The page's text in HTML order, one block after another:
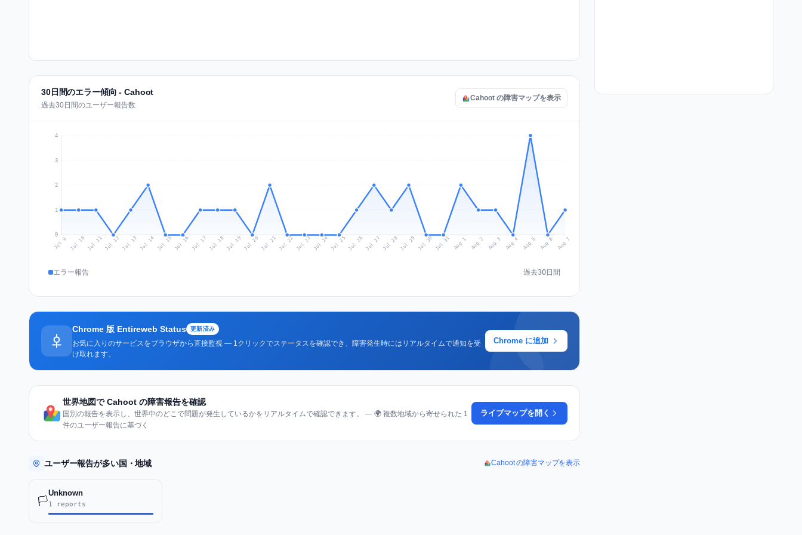
30日間のエラー傾向 - Cahoot
過去30日間のユーザー報告数
Cahoot の障害マップを表示
0
1
2
3
4
Jul 9 Jul 10 Jul 11Jul 12Jul 13 Jul 14 Jul 15 Jul 16 Jul 17 Jul 18Jul 19 Jul 20 Jul 21 Jul 22 Jul 23 Jul 24 Jul 25 Jul 26Jul 27 Jul 28Jul 29 Jul 30 Jul 31 Aug 1 Aug 2 Aug 3 Aug 4 Aug 5 Aug 6 Aug 7
エラー報告 過去30日間
Chrome 版 Entireweb Status 更新済み
お気に入りのサービスをブラウザから直接監視 — 1クリックでステータスを確認でき、障害発生時にはリアルタイムで通知を受
け取れます。
Chrome に追加
世界地図で Cahoot の障害報告を確認
国別の報告を表示し、世界中のどこで問題が発生しているかをリアルタイムで確認できます。 — 🌍 複数地域から寄せられた 1
件のユーザー報告に基づく
ライブマップを開く
ユーザー報告が多い国・地域 Cahoot の障害マップを表示
🏳️
Unknown
1 reports